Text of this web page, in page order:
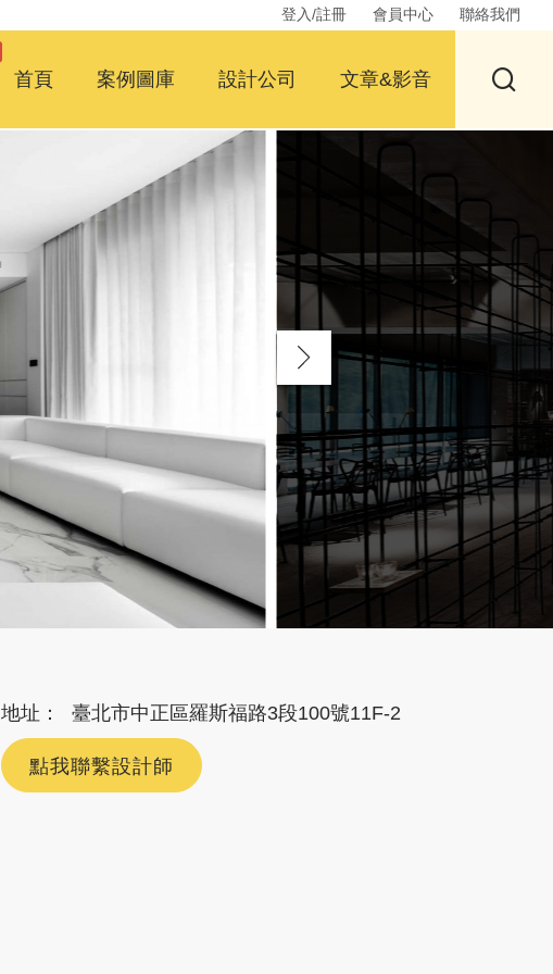
登入/註冊 會員中心 聯絡我們
首頁 案例圖庫 設計公司 文章&影音
地址： 臺北市中正區羅斯福路3段100號11F-2
點我聯繫設計師